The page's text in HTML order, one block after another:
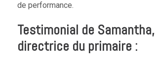
de performance.
Testimonial de Samantha,
directrice du primaire :